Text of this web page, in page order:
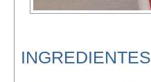
INGREDIENTES